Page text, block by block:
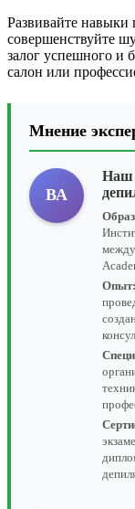
Развивайте
совершенствуйте
залог успешного и
салон или
Мнение
ВА
Наш
Опыт: